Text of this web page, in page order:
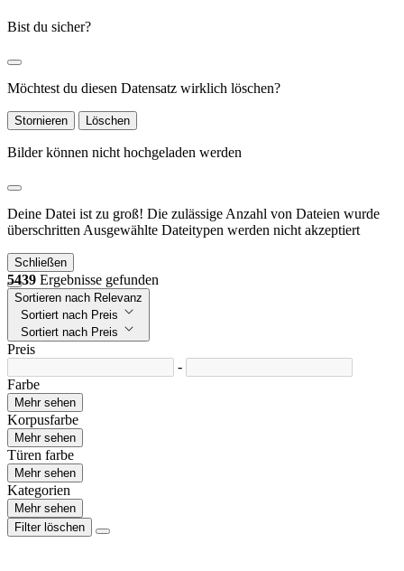
Bist du sicher?
Möchtest du diesen Datensatz wirklich löschen?
Stornieren Löschen
Bilder können nicht hochgeladen werden
Deine Datei ist zu groß! Die zulässige Anzahl von Dateien wurde
überschritten Ausgewählte Dateitypen werden nicht akzeptiert
Schließen
5439 Ergebnisse gefunden
Sortieren nach Relevanz
Sortiert nach Preis
Sortiert nach Preis
Preis
-
Farbe
Mehr sehen
Korpusfarbe
Mehr sehen
Türen farbe
Mehr sehen
Kategorien
Mehr sehen
Filter löschen